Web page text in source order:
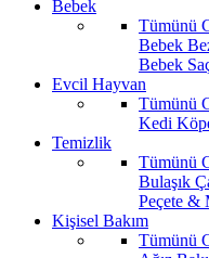
Bebek
Tümünü
Bebek
Bebek
Evcil Hayvan
Tümünü
Kedi
Temizlik
Tümünü
Bulaşık
Peçete &
Kişisel Bakım
Tümünü